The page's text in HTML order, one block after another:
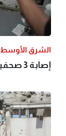
الشرق الأوسط
إصابة 3 صحفيين إثر قصف إسرائيلي على وسط غزة